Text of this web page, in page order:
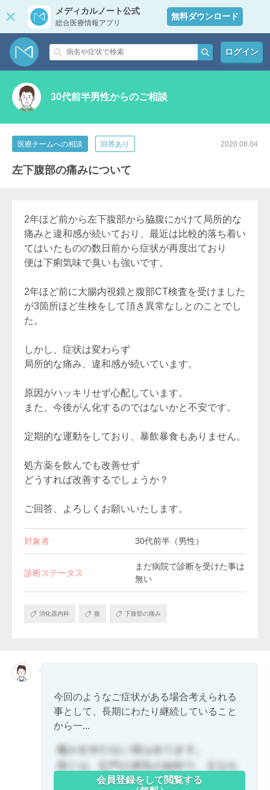
メディカルノート公式
総合医療情報アプリ
無料ダウンロード
ログイン
30代前半男性からのご相談
医療チームへの相談 回答あり 2020.08.04
左下腹部の痛みについて
2年ほど前から左下腹部から脇腹にかけて局所的な
痛みと違和感が続いており、最近は比較的落ち着い
てはいたものの数日前から症状が再度出ており
便は下痢気味で臭いも強いです。
2年ほど前に大腸内視鏡と腹部CT検査を受けました
が3箇所ほど生検をして頂き異常なしとのことでし
た。
しかし、症状は変わらず
局所的な痛み、違和感が続いています。
原因がハッキリせず心配しています。
また、今後がん化するのではないかと不安です。
定期的な運動をしており、暴飲暴食もありません。
処方薬を飲んでも改善せず
どうすれば改善するでしょうか？
ご回答、よろしくお願いいたします。
対象者 30代前半（男性）
診断ステータス
まだ病院で診断を受けた事は
無い
消化器内科 腹 下腹部の痛み
今回のようなご症状がある場合考えられる
事として、長期にわたり継続していること
から一...
会員登録をして閲覧する